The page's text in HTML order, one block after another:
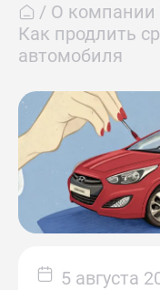
О компании
Как продлить
автомобиля
5 августа